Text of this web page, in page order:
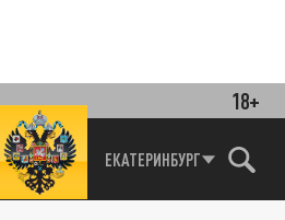
18+
ЕКАТЕРИНБУРГ